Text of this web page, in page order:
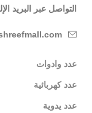
التواصل عبر البريد
عدد وادوات
عدد كهربائية
عدد يدوية